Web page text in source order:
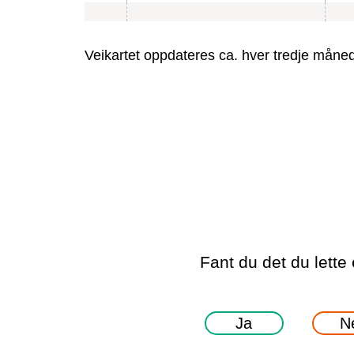
Veikartet oppdateres ca. hver tredje
Fant du det du lette
Ja